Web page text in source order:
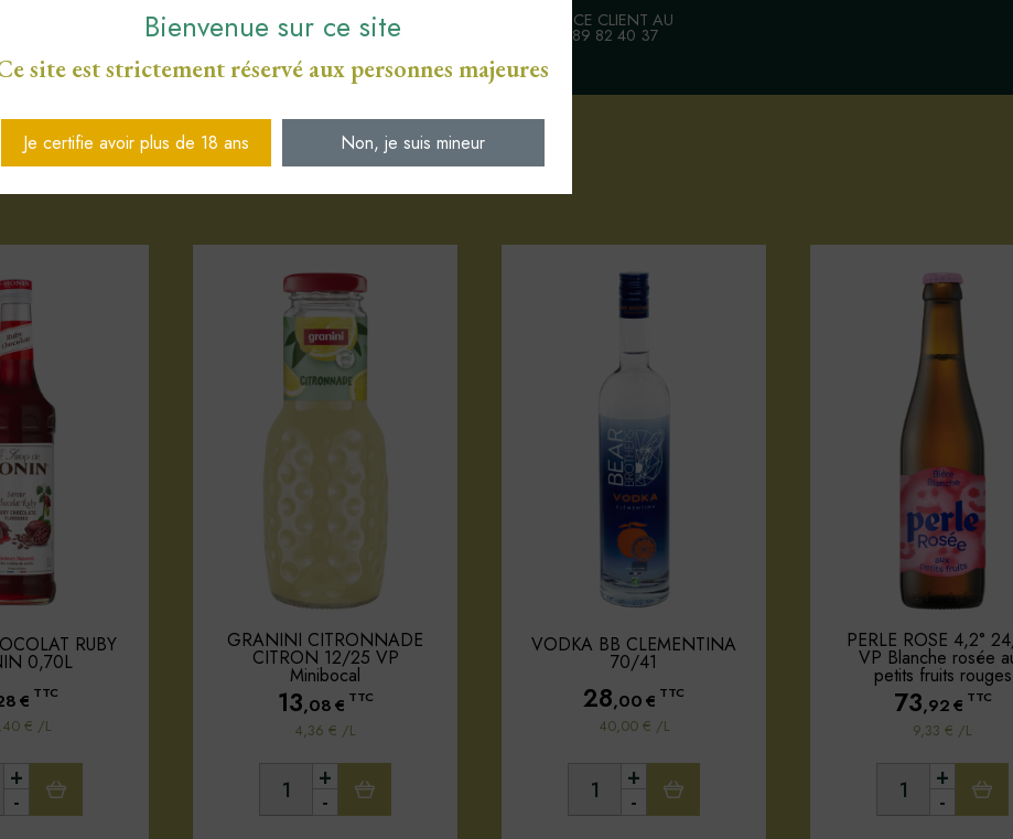
ENGAGEMENT SERVICE
DE PROXIMITÉ PAIEMENT SÉCURISÉ CB SERVICE CLIENT AU
03 89 82 40 37
Votre sélection d'articles
RUBY
0,70L
€ TTC
€ /L
-
+
GRANINI CITRONNADE
CITRON 12/25 VP
Minibocal
13,08€ TTC
4,36 € /L
-
+
VODKA BB CLEMENTINA
70/41
28,00€ TTC
40,00 € /L
-
+
PERLE ROSE 4,2°
VP Blanche rosée
petits fruits rouges
73,92€ TTC
9,33 € /L
-
+
Bienvenue sur ce site
site est strictement réservé aux personnes majeures
Je certifie avoir plus de 18 ans Non, je suis mineur